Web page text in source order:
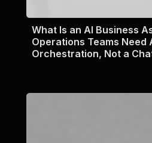
What Is an AI Business
Operations Teams Need
Orchestration, Not a